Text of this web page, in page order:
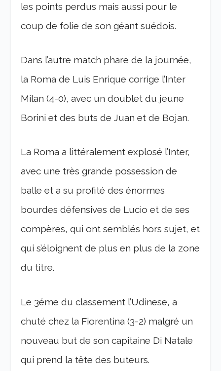
les points perdus mais aussi pour le
coup de folie de son géant suédois.
Dans l’autre match phare de la journée,
la Roma de Luis Enrique corrige l’Inter
Milan (4-0), avec un doublet du jeune
Borini et des buts de Juan et de Bojan.
La Roma a littéralement explosé l’Inter,
avec une très grande possession de
balle et a su profité des énormes
bourdes défensives de Lucio et de ses
compères, qui ont semblés hors sujet, et
qui s’éloignent de plus en plus de la zone
du titre.
Le 3éme du classement l’Udinese, a
chuté chez la Fiorentina (3-2) malgré un
nouveau but de son capitaine Di Natale
qui prend la tête des buteurs.